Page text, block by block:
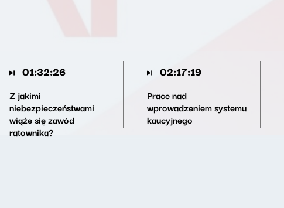
01:32:26
Z jakimi
niebezpieczeństwami
wiąże się zawód
ratownika?
02:17:19
Prace nad
wprowadzeniem systemu
kaucyjnego